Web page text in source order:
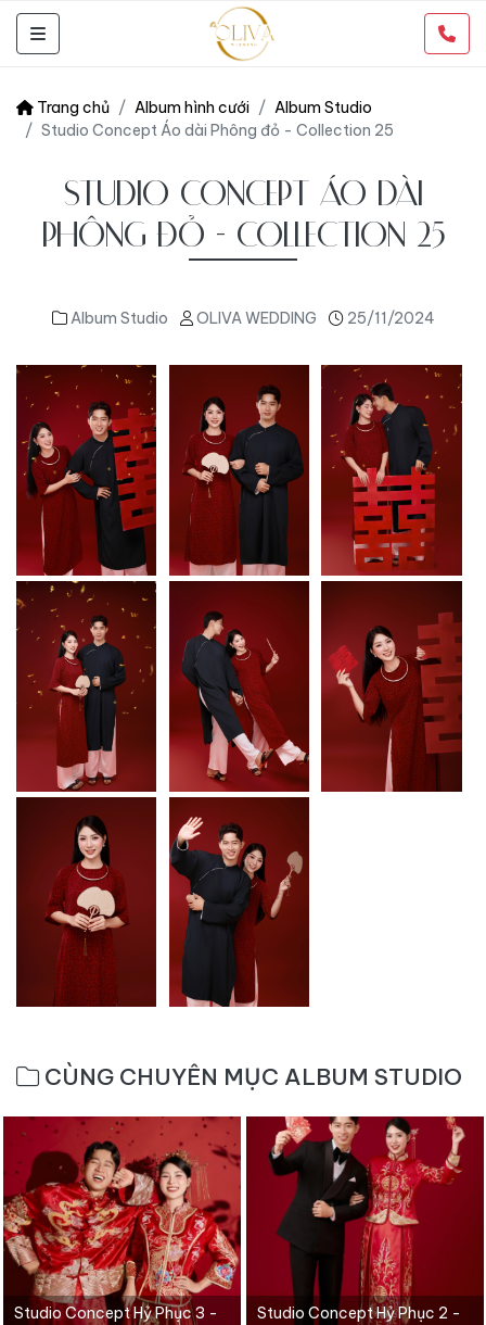
Trang chủ Album hình cưới
Album Studio
Studio Concept Áo dài Phông đỏ - Collection 25
STUDIO CONCEPT ÁO DÀI
PHÔNG ĐỎ - COLLECTION 25
Album Studio OLIVA WEDDING 25/11/2024
CÙNG CHUYÊN MỤC ALBUM STUDIO
Studio Concept Hỷ Phục 3 -
Studio Concept Hỷ Phục 2 -